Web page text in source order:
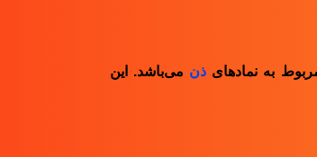
به نمادهای ذن می‌باشد. این